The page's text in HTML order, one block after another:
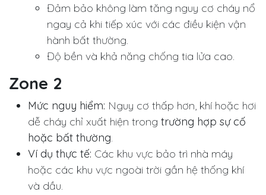
Đảm bảo không làm tăng nguy cơ cháy nổ
ngay cả khi tiếp xúc với các điều kiện vận
hành bất thường.
Độ bền và khả năng chống tia lửa cao.
Zone 2
Mức nguy hiểm: Nguy cơ thấp hơn, khí hoặc hơi
dễ cháy chỉ xuất hiện trong trường hợp sự cố
hoặc bất thường.
Ví dụ thực tế: Các khu vực bảo trì nhà máy
hoặc các khu vực ngoài trời gần hệ thống khí
và dầu.